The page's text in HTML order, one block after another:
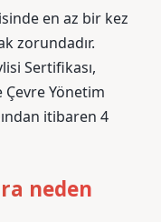
en az bir kez
zorundadır.
Sertifikası,
Çevre Yönetim
itibaren 4
neden